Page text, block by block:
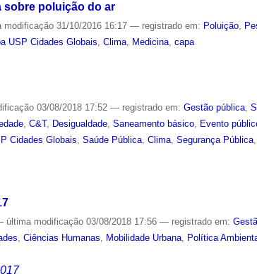
sobre poluição do ar
modificação 31/10/2016 16:17— registrado em: Poluição,
USP Cidades Globais,Clima, Medicina,capa
03/08/2018 17:52— registrado em:Gestão pública ,
,C&T, Desigualdade ,Saneamento básico Evento
Cidades Globais ,Saúde Pública ,Clima ,Segurança Pública
última modificação 03/08/2018 17:56— registrado em:
,Ciências Humanas Mobilidade Urbana Política